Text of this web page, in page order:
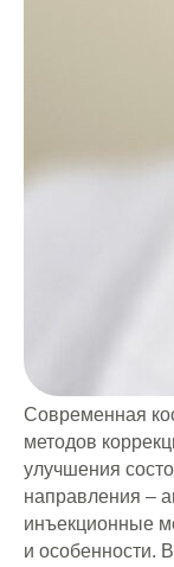
Современная
методов
улучшения
направления –
инъекционные
и особенности.